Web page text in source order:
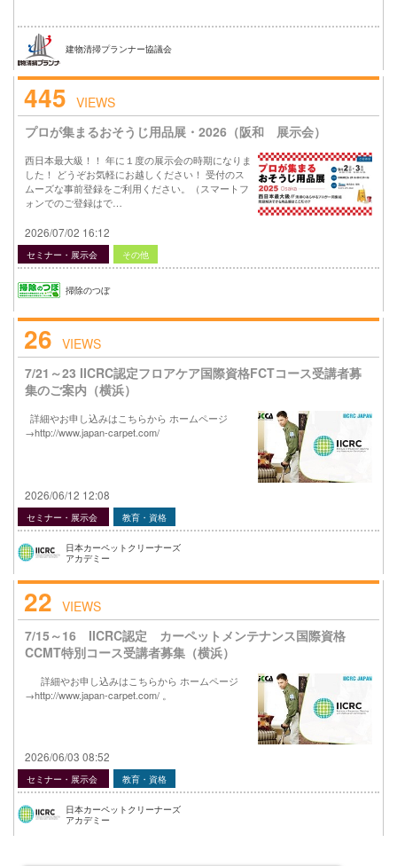
建物清掃プランナー協議会
445 VIEWS
プロが集まるおそうじ用品展・2026（阪和 展示会）
西日本最大級！！ 年に１度の展示会の時期になりま
した！ どうぞお気軽にお越しください！ 受付のス
ムーズな事前登録をご利用ください。（スマートフ
ォンでのご登録はで…
2026/07/02 16:12
セミナー・展示会 その他
掃除のつぼ
26 VIEWS
7/21～23 IICRC認定フロアケア国際資格FCTコース受講者募
集のご案内（横浜）
詳細やお申し込みはこちらから ホームページ
→http://www.japan-carpet.com/
2026/06/12 12:08
セミナー・展示会 教育・資格
日本カーペットクリーナーズ
アカデミー
22 VIEWS
7/15～16 IICRC認定 カーペットメンテナンス国際資格
CCMT特別コース受講者募集（横浜）
詳細やお申し込みはこちらから ホームページ
→http://www.japan-carpet.com/ 。
2026/06/03 08:52
セミナー・展示会 教育・資格
日本カーペットクリーナーズ
アカデミー